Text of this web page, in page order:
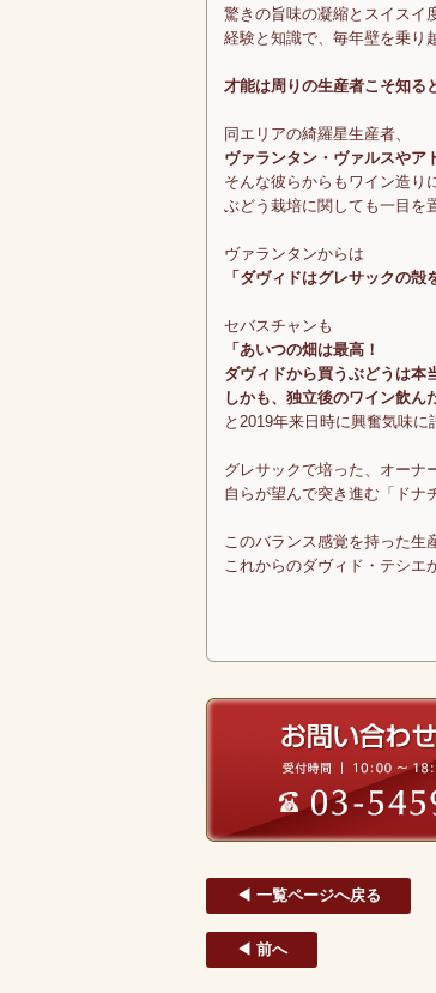
驚きの旨味の凝縮とスイスイ
経験と知識で、毎年壁を乗り
才能は周りの生産者こそ知る
同エリアの綺羅星生産者、
ヴァランタン・ヴァルスやア
そんな彼らからもワイン造り
ぶどう栽培に関しても一目を
ヴァランタンからは
「ダヴィドはグレサックの
セバスチャンも
「あいつの畑は最高！
ダヴィドから買うぶどうは本
しかも、独立後のワイン飲ん
と2019年来日時に興奮気味に
グレサックで培った、オーナ
自らが望んで突き進む「ドナ
このバランス感覚を持った生
これからのダヴィド・テシエ
◀ 一覧ページへ戻る
◀ 前へ